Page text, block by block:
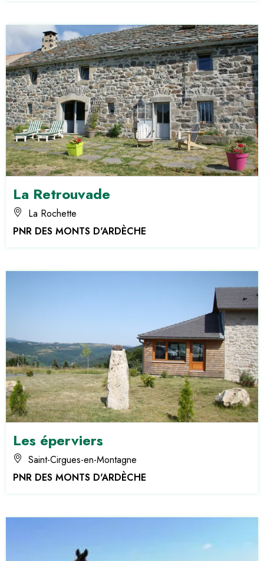
La Retrouvade
La Rochette
PNR DES MONTS D'ARDÈCHE
Les éperviers
Saint-Cirgues-en-Montagne
PNR DES MONTS D'ARDÈCHE